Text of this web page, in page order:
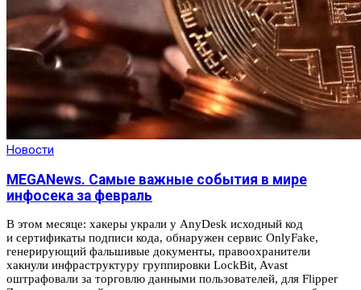
Новости
MEGANews. Самые важные события в мире
инфосека за февраль
В этом месяце: хакеры украли у AnyDesk исходный код
и сертификаты подписи кода, обнаружен сервис OnlyFake,
генерирующий фальшивые документы, правоохранители
хакнули инфраструктуру группировки LockBit, Avast
оштрафовали за торговлю данными пользователей, для Flipper